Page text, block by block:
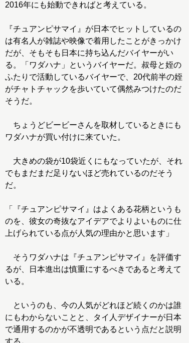
2016年にも始動できればと考えている。
『チュアンピサマイ』が日本でヒットしているの
は有名人が雑誌や映像で着用したことがきっかけ
だが、そもそも日本に持ち込んだバイヤーがい
る。「ワダハナ」というバイヤーだ。叔母と姪の
ふたりで活動しているバイヤーで、20代前半の姪
がチャトチャックを歩いていて偶然みつけたのだ
そうだ。
ちょうどビービーさんを取材しているときにも
ワダハナが買い付けに来ていた。
大きめの袋が10袋近くにもなっていたが、それ
でもまだまだ足りないほど売れているのだそう
だ。
「『チュアンピサマイ』はよくある花柄というも
のを、彼女の奇抜なアイデアでよりよいものに仕
上げられている点が人気の理由かと思います」
そうワダハナは『チュアンピサマイ』を評価す
るが、日本進出は慎重にするべきであると考えて
いる。
というのも、今の人気がどれほど続くのかは誰
にもわからないことと、タイ人デザイナーが日本
で通用するのかが不透明であるという点だと説明